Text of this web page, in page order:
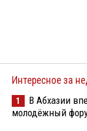
Интересное за
1
В Абхазии
молодёжный